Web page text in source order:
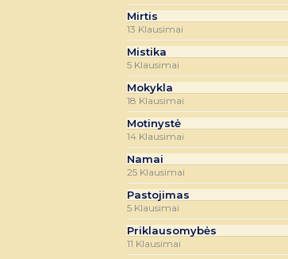
Mirtis
13 Klausimai
Mistika
5 Klausimai
Mokykla
18 Klausimai
Motinystė
14 Klausimai
Namai
25 Klausimai
Pastojimas
5 Klausimai
Priklausomybės
11 Klausimai